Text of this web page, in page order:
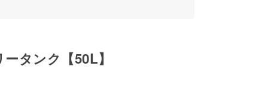
タンク【50L】